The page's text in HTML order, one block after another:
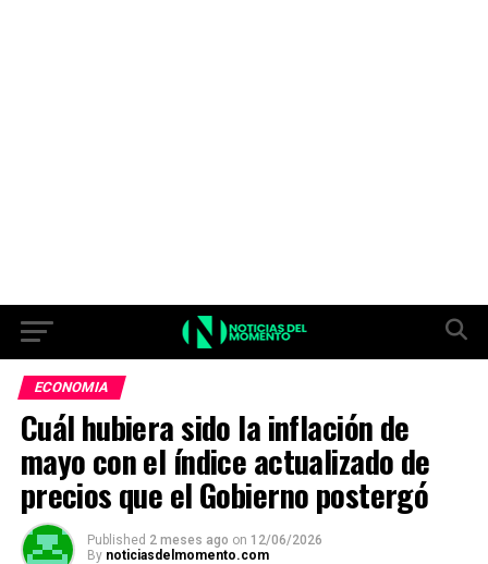
ECONOMIA
Cuál hubiera sido la inflación de
mayo con el índice actualizado de
precios que el Gobierno postergó
Published 2 meses ago on 12/06/2026
By noticiasdelmomento.com